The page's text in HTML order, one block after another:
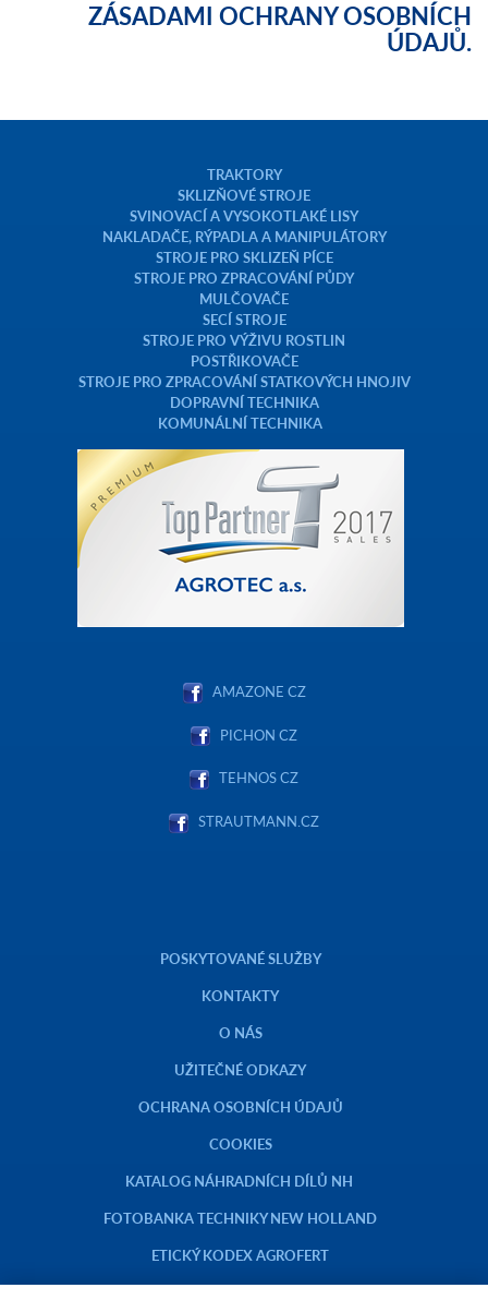
ZÁSADAMI OCHRANY OSOBNÍCH
ÚDAJŮ.
TRAKTORY
SKLIZŇOVÉ STROJE
SVINOVACÍ A VYSOKOTLAKÉ LISY
NAKLADAČE, RÝPADLA A MANIPULÁTORY
STROJE PRO SKLIZEŇ PÍCE
STROJE PRO ZPRACOVÁNÍ PŮDY
MULČOVAČE
SECÍ STROJE
STROJE PRO VÝŽIVU ROSTLIN
POSTŘIKOVAČE
STROJE PRO ZPRACOVÁNÍ STATKOVÝCH HNOJIV
DOPRAVNÍ TECHNIKA
KOMUNÁLNÍ TECHNIKA
AMAZONE CZ
PICHON CZ
TEHNOS CZ
STRAUTMANN.CZ
POSKYTOVANÉ SLUŽBY
KONTAKTY
O NÁS
UŽITEČNÉ ODKAZY
OCHRANA OSOBNÍCH ÚDAJŮ
COOKIES
KATALOG NÁHRADNÍCH DÍLŮ NH
FOTOBANKA TECHNIKY NEW HOLLAND
ETICKÝ KODEX AGROFERT